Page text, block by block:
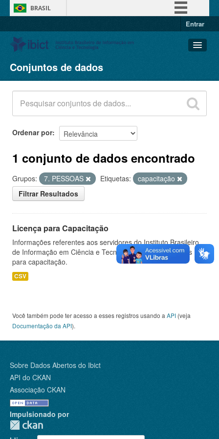
BRASIL
Entrar
Conjuntos de dados
Organizações
Grupos
Sobre
Conjuntos de dados
Ordenar por
1 conjunto de dados encontrado
Grupos: 7. PESSOAS Etiquetas:
capacitação
Filtrar Resultados
Licença para Capacitação
Informações referentes aos servidores do Instituto Brasileiro
de Informação em Ciência e Tecnologia (IBICT) afastados
para capacitação.
CSV
Você também pode ter acesso a esses registros usando a API (veja
Documentação da API).
Sobre Dados Abertos do Ibict
API do CKAN
Associação CKAN
Impulsionado por